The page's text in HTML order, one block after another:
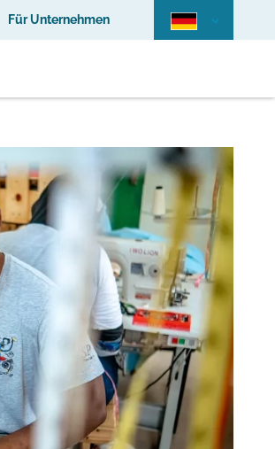
Für Unternehmen